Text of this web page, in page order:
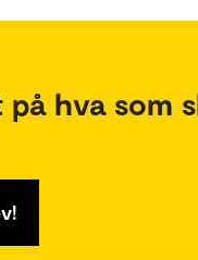
hva som